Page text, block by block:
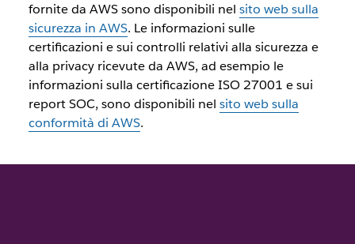
fornite da AWS sono disponibili nel sito web sulla
sicurezza in AWS. Le informazioni sulle
certificazioni e sui controlli relativi alla sicurezza e
alla privacy ricevute da AWS, ad esempio le
informazioni sulla certificazione ISO 27001 e sui
report SOC, sono disponibili nel sito web sulla
conformità di AWS.